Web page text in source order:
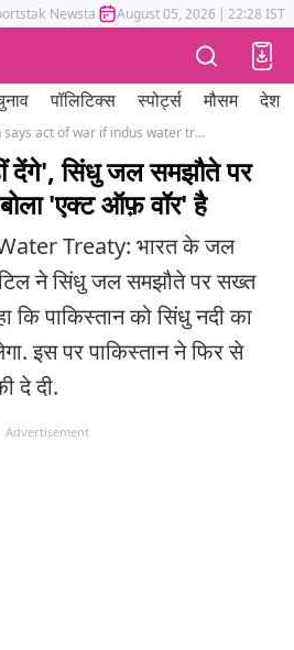
Newstak Mumbai Tak Astrotak
August 05, 2026 | 22:28 IST
पॉलिटिक्स स्पोर्ट्स मौसम देश
pakistan says act of war if indus water treaty violated after india minister sharp comment
देंगे', सिंधु जल समझौते पर
'एक्ट ऑफ़ वॉर' है
Treaty: भारत के जल
ने सिंधु जल समझौते पर सख्त
कि पाकिस्तान को सिंधु नदी का
इस पर पाकिस्तान ने फिर से
दे दी.
Advertisement